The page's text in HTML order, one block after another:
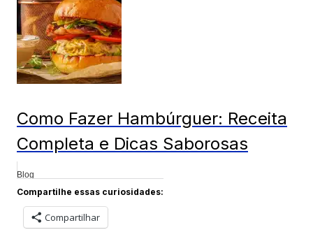
Como Fazer Hambúrguer: Receita
Completa e Dicas Saborosas
Blog
Compartilhe essas curiosidades:
Compartilhar